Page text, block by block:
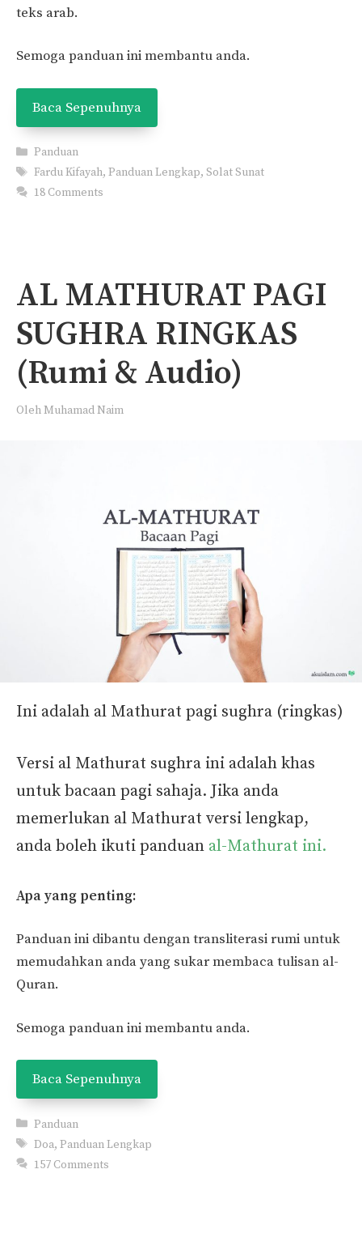
teks arab.
Semoga panduan ini membantu anda.
Baca Sepenuhnya
Categories
Panduan
Tags
Fardu Kifayah,Panduan Lengkap, Solat Sunat
18 Comments
AL MATHURAT PAGI
SUGHRA RINGKAS
(Rumi & Audio)
OlehMuhamad Naim
Ini adalah al Mathurat pagi sughra (ringkas)
Versi al Mathurat sughra ini adalah khas
untuk bacaan pagi sahaja. Jika anda
memerlukan al Mathurat versi lengkap,
anda boleh ikuti panduan al-Mathurat ini.
Apa yang penting:
Panduan ini dibantu dengan transliterasi rumi untuk
memudahkan anda yang sukar membaca tulisan al-
Quran.
Semoga panduan ini membantu anda.
Baca Sepenuhnya
Categories
Panduan
Tags
Doa,Panduan Lengkap
157 Comments